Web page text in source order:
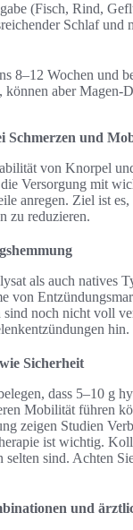
(Fisch, Rind,
Schlaf und
8–12 Wochen und
aber Magen-
Schmerzen und
von Knorpel
Versorgung mit
anregen. Ziel ist
zu reduzieren.
als auch natives
von
noch nicht voll
hin.
Sicherheit
dass 5–10 g
Mobilität führen
zeigen Studien
ist wichtig.
sind. Achten
und